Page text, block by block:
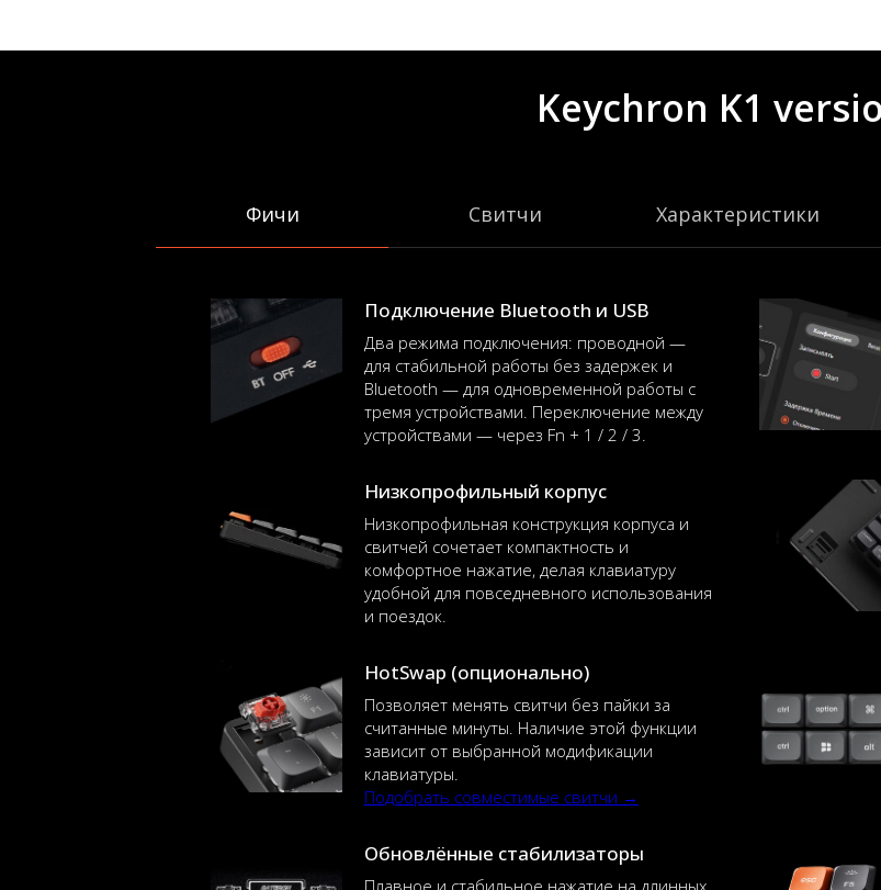
Keychron K1
Фичи Свитчи Характеристики
Подключение Bluetooth и USB
Два режима подключения: проводной —
для стабильной работы без задержек и
Bluetooth — для одновременной работы с
тремя устройствами. Переключение между
устройствами — через Fn + 1 / 2 / 3.
Низкопрофильный корпус
Низкопрофильная конструкция корпуса и
свитчей сочетает компактность и
комфортное нажатие, делая клавиатуру
удобной для повседневного использования
и поездок.
HotSwap (опционально)
Позволяет менять свитчи без пайки за
считанные минуты. Наличие этой функции
зависит от выбранной модификации
клавиатуры.
Подобрать совместимые свитчи →
Обновлённые стабилизаторы
Плавное и стабильное нажатие на длинных